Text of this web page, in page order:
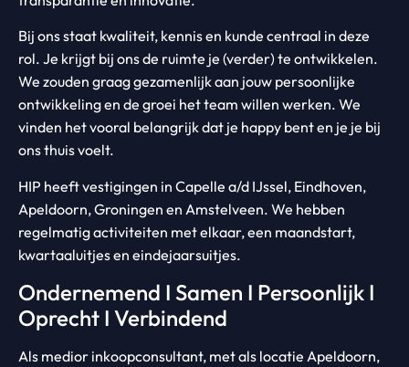
Bij ons staat kwaliteit, kennis en kunde centraal in deze
rol. Je krijgt bij ons de ruimte je (verder) te ontwikkelen.
We zouden graag gezamenlijk aan jouw persoonlijke
ontwikkeling en de groei het team willen werken. We
vinden het vooral belangrijk dat je happy bent en je je bij
ons thuis voelt.
HIP heeft vestigingen in Capelle a/d IJssel, Eindhoven,
Apeldoorn, Groningen en Amstelveen. We hebben
regelmatig activiteiten met elkaar, een maandstart,
kwartaaluitjes en eindejaarsuitjes.
Ondernemend I Samen I Persoonlijk I
Oprecht I Verbindend
Als medior inkoopconsultant, met als locatie Apeldoorn,